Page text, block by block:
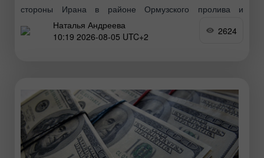
стороны Ирана в районе Ормузского пролива и
сопутствующее подорожание нефти Brent на фоне
опасений перебоев в поставках. Прорыв в автопроме
Наталья Андреева
10:19 2026-08-05 UTC+2
2624